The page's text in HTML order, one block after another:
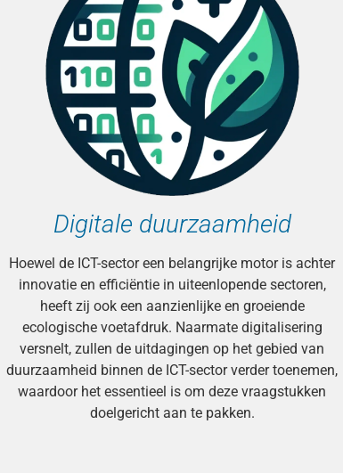
Digitale duurzaamheid
Hoewel de ICT-sector een belangrijke motor is achter
innovatie en efficiëntie in uiteenlopende sectoren,
heeft zij ook een aanzienlijke en groeiende
ecologische voetafdruk. Naarmate digitalisering
versnelt, zullen de uitdagingen op het gebied van
duurzaamheid binnen de ICT-sector verder toenemen,
waardoor het essentieel is om deze vraagstukken
doelgericht aan te pakken.